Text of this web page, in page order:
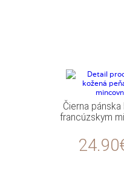
Čierna
francúzskym